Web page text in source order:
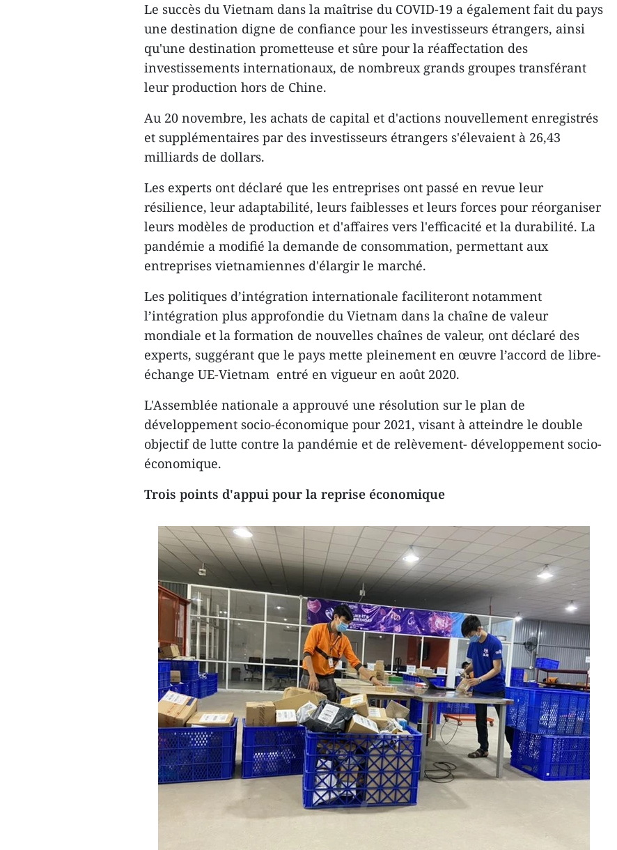
Le succès du Vietnam dans la maîtrise du COVID-19 a également fait du pays
une destination digne de confiance pour les investisseurs étrangers, ainsi
qu'une destination prometteuse et sûre pour la réaffectation des
investissements internationaux, de nombreux grands groupes transférant
leur production hors de Chine.
Au 20 novembre, les achats de capital et d'actions nouvellement enregistrés
et supplémentaires par des investisseurs étrangers s'élevaient à 26,43
milliards de dollars.
Les experts ont déclaré que les entreprises ont passé en revue leur
résilience, leur adaptabilité, leurs faiblesses et leurs forces pour réorganiser
leurs modèles de production et d'affaires vers l'efficacité et la durabilité. La
pandémie a modifié la demande de consommation, permettant aux
entreprises vietnamiennes d'élargir le marché.
Les politiques d’intégration internationale faciliteront notamment
l’intégration plus approfondie du Vietnam dans la chaîne de valeur
mondiale et la formation de nouvelles chaînes de valeur, ont déclaré des
experts, suggérant que le pays mette pleinement en œuvre l’accord de libre-
échange UE-Vietnam entré en vigueur en août 2020.
L'Assemblée nationale a approuvé une résolution sur le plan de
développement socio-économique pour 2021, visant à atteindre le double
objectif de lutte contre la pandémie et de relèvement- développement socio-
économique.
Trois points d'appui pour la reprise économique